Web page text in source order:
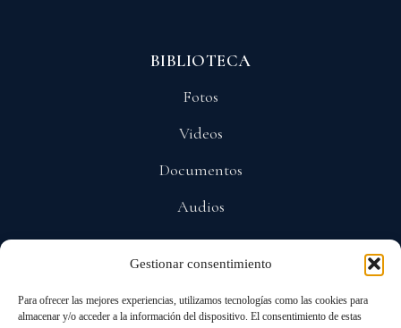
Gestionar consentimiento
Para ofrecer las mejores experiencias, utilizamos tecnologías como las cookies para
almacenar y/o acceder a la información del dispositivo. El consentimiento de estas
BIBLIOTECA
Fotos
Videos
Documentos
Audios
Privacidad